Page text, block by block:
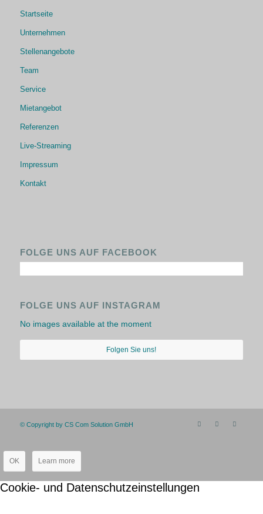
Startseite
Unternehmen
Stellenangebote
Team
Service
Mietangebot
Referenzen
Live-Streaming
Impressum
Kontakt
FOLGE UNS AUF FACEBOOK
FOLGE UNS AUF INSTAGRAM
No images available at the moment
Folgen Sie uns!
© Copyright by CS Com Solution GmbH
OK Learn more
Cookie- und Datenschutzeinstellungen